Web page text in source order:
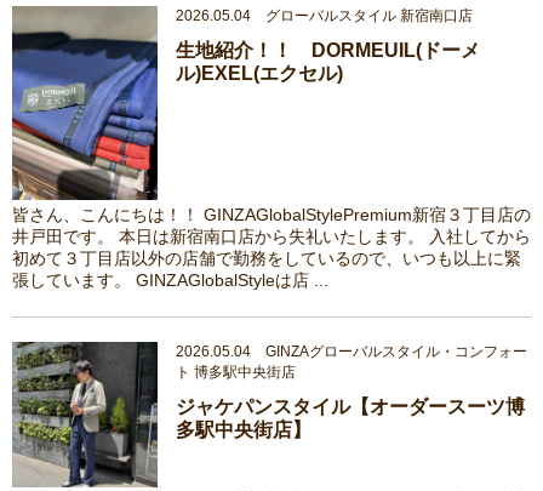
2026.05.04 グローバルスタイル 新宿南口店
生地紹介！！ DORMEUIL(ドーメ
ル)EXEL(エクセル)
皆さん、こんにちは！！ GINZAGlobalStylePremium新宿３丁目店の
井戸田です。 本日は新宿南口店から失礼いたします。 入社してから
初めて３丁目店以外の店舗で勤務をしているので、いつも以上に緊
張しています。 GINZAGlobalStyleは店 ...
2026.05.04 GINZAグローバルスタイル・コンフォー
ト 博多駅中央街店
ジャケパンスタイル【オーダースーツ博
多駅中央街店】